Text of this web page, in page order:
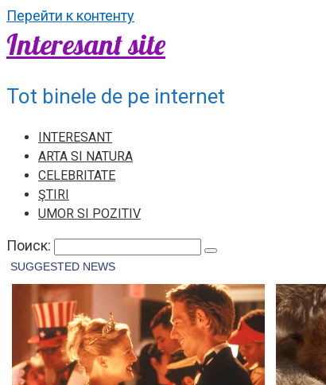
Перейти к контенту
Interesant site
Tot binele de pe internet
INTERESANT
ARTA SI NATURA
CELEBRITATE
ŞTIRI
UMOR SI POZITIV
Поиск: